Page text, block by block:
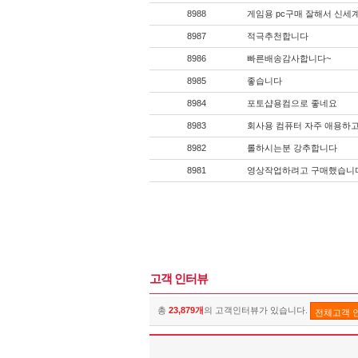
8988 게임용 pc구매 잘해서 신세
8987 적극추천합니다
8986 빠른배송감사합니다~
8985 좋습니다
8984 포토샵용컴으로 좋네요
8983 회사용 컴퓨터 자주 애용하
8982 롤하시는분 강추합니다
8981 영상작업하려고 구매했습니
고객 인터뷰
총 23,879개의 고객인터뷰가 있습니다. 전체고객